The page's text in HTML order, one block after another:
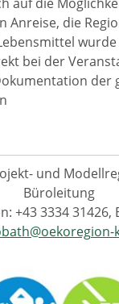
Anreise, die
bei der
der
und
Büroleitung
+43 3334 31426,